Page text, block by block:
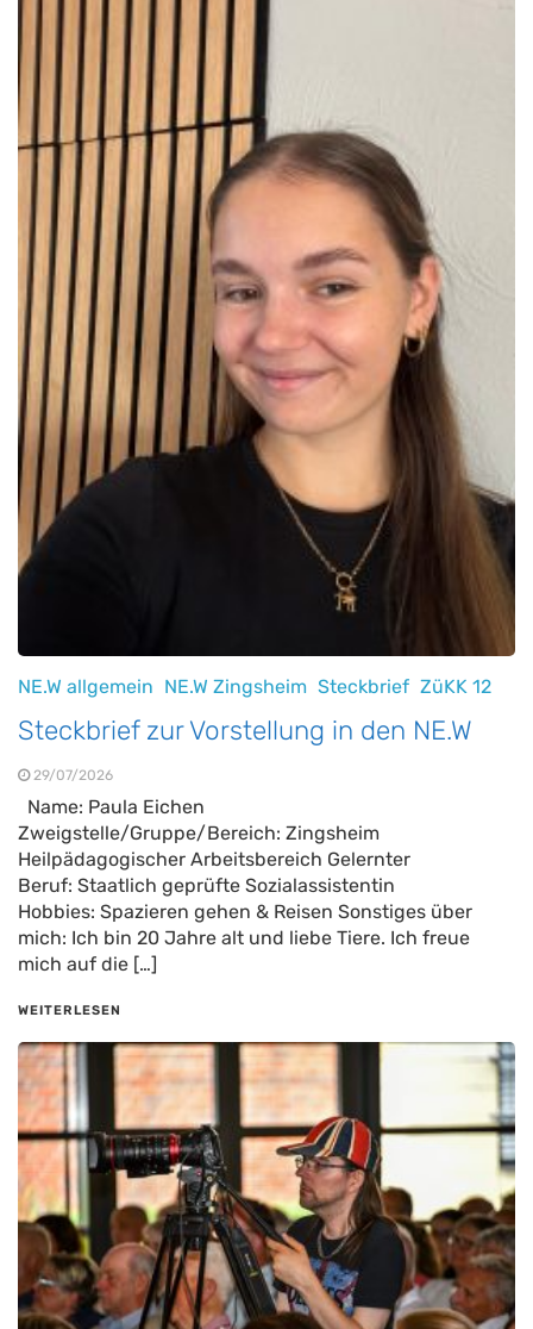
NE.W allgemein NE.W Zingsheim Steckbrief ZüKK 12
Steckbrief zur Vorstellung in den NE.W
29/07/2026
Name: Paula Eichen
Zweigstelle/Gruppe/Bereich: Zingsheim
Heilpädagogischer Arbeitsbereich Gelernter
Beruf: Staatlich geprüfte Sozialassistentin
Hobbies: Spazieren gehen & Reisen Sonstiges über
mich: Ich bin 20 Jahre alt und liebe Tiere. Ich freue
mich auf die […]
WEITERLESEN